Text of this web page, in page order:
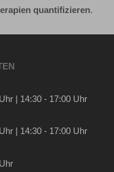
quantifizieren.
| 14:30 - 17:00 Uhr
| 14:30 - 17:00 Uhr